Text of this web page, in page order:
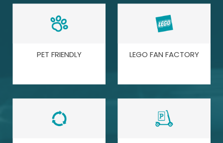
PET FRIENDLY LEGO FAN FACTORY